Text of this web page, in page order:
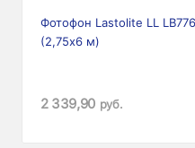
Фотофон Lastolite LL
(2,75х6 м)
2 339,90 руб.